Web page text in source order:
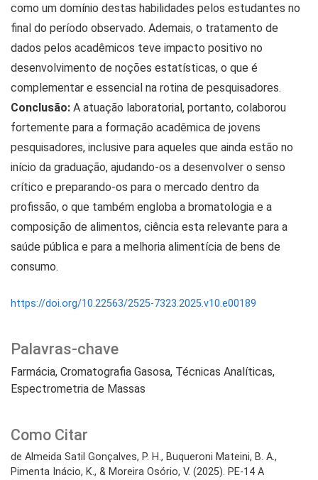
Palavras-chave
Farmácia Cromatografia Gasosa Técnicas Analíticas
Espectrometria de Massas
Como Citar
de Almeida Satil Gonçalves, P. H., Buqueroni Mateini, B. A.,
Pimenta Inácio, K., & Moreira Osório, V. (2025). PE-14 A
como um domínio destas habilidades pelos estudantes no
final do período observado. Ademais, o tratamento de
dados pelos acadêmicos teve impacto positivo no
desenvolvimento de noções estatísticas, o que é
complementar e essencial na rotina de pesquisadores.
Conclusão: A atuação laboratorial, portanto, colaborou
fortemente para a formação acadêmica de jovens
pesquisadores, inclusive para aqueles que ainda estão no
início da graduação, ajudando-os a desenvolver o senso
crítico e preparando-os para o mercado dentro da
profissão, o que também engloba a bromatologia e a
composição de alimentos, ciência esta relevante para a
saúde pública e para a melhoria alimentícia de bens de
consumo.
https://doi.org/10.22563/2525-7323.2025.v10.e00189